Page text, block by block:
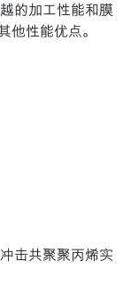
的加工性能和膜
性能优点。
击共聚聚丙烯实